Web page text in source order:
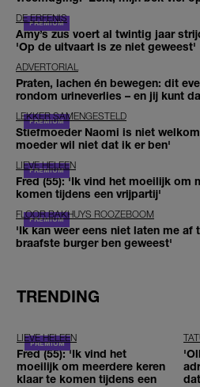
DE ERFENIS
Amy’s zus voert al twintig jaar
'Op de uitvaart is ze niet geweest'
ADVERTORIAL
Praten, lachen én bewegen: dit
rondom urineverlies – en jij kunt
LEKKER SAMENGESTELD
Stiefmoeder Naomi is niet
moeder wil niet dat ik er ben'
LIEVE HELEEN
Fred (55): 'Ik vind het moeilijk om
komen tijdens een vrijpartij'
FLOOR BAKHUYS ROOZEBOOM
'Ik kan weer eens niet laten me af
braafste burger ben geweest'
TRENDING
LIEVE HELEEN
Fred (55): 'Ik vind het
moeilijk om meerdere keren
klaar te komen tijdens een